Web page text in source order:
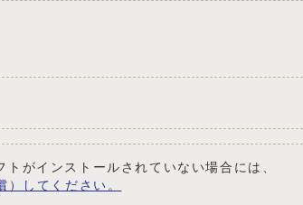
がインストールされていない場合には、
してください。